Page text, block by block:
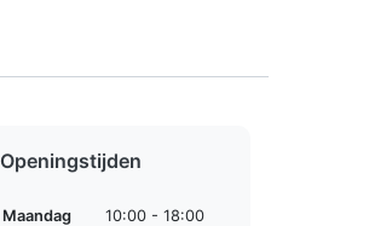
Openingstijden
Maandag
10:00 - 18:00